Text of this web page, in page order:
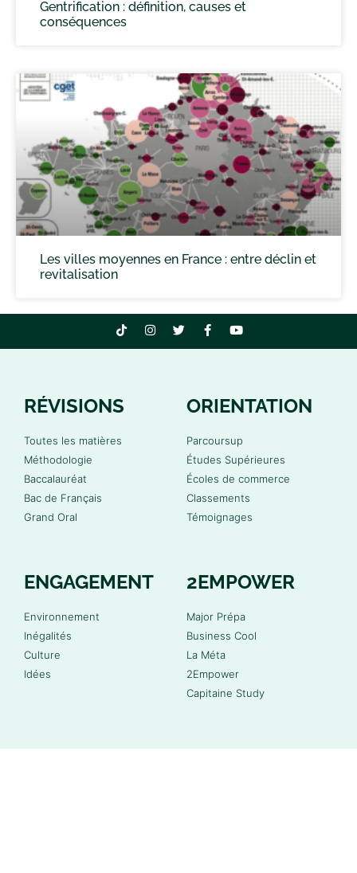
Gentrification : définition, causes et
conséquences
Les villes moyennes en France : entre déclin et
revitalisation
RÉVISIONS
Toutes les matières
Méthodologie
Baccalauréat
Bac de Français
Grand Oral
ORIENTATION
Parcoursup
Études Supérieures
Écoles de commerce
Classements
Témoignages
ENGAGEMENT
Environnement
Inégalités
Culture
Idées
2EMPOWER
Major Prépa
Business Cool
La Méta
2Empower
Capitaine Study